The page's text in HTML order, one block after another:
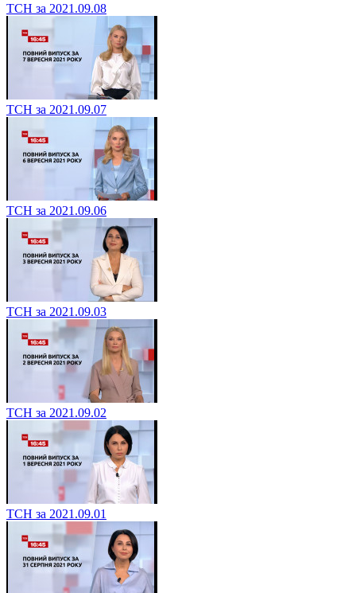
ТСН за 2021.09.08
ТСН за 2021.09.07
ТСН за 2021.09.06
ТСН за 2021.09.03
ТСН за 2021.09.02
ТСН за 2021.09.01